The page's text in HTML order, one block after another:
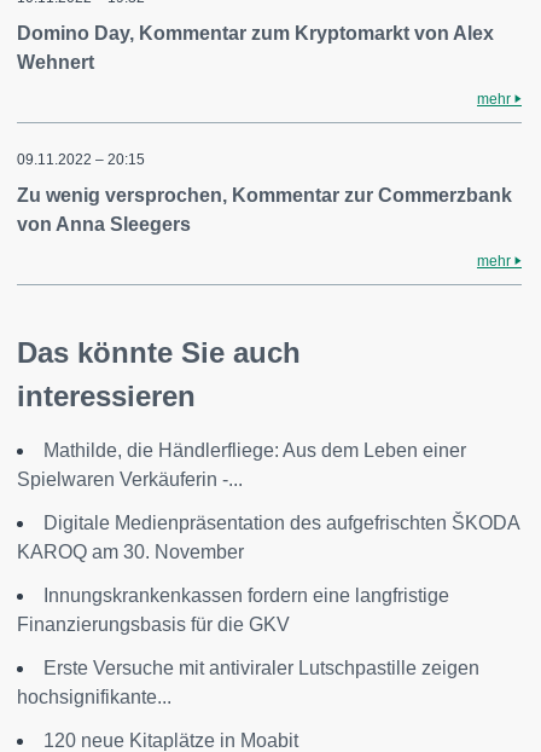
Domino Day, Kommentar zum Kryptomarkt von Alex
Wehnert
mehr
09.11.2022 – 20:15
Zu wenig versprochen, Kommentar zur Commerzbank
von Anna Sleegers
mehr
Das könnte Sie auch
interessieren
Mathilde, die Händlerfliege: Aus dem Leben einer
Spielwaren Verkäuferin -...
Digitale Medienpräsentation des aufgefrischten ŠKODA
KAROQ am 30. November
Innungskrankenkassen fordern eine langfristige
Finanzierungsbasis für die GKV
Erste Versuche mit antiviraler Lutschpastille zeigen
hochsignifikante...
120 neue Kitaplätze in Moabit